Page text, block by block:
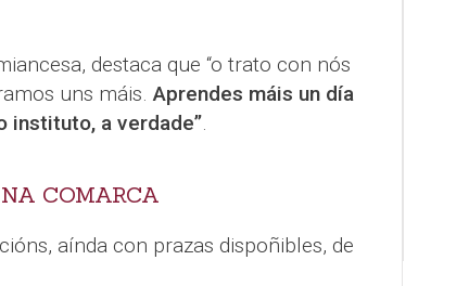
destaca que “o trato con nós
uns máis.Aprendes máis un día
instituto, a verdade”.
COMARCA
aínda con prazas dispoñibles, de